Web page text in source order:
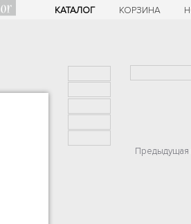
КАТАЛОГ КОРЗИНА
Предыдущая